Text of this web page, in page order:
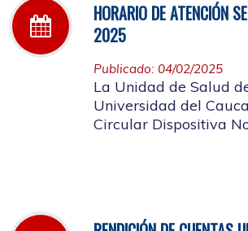
HORARIO DE ATENCIÓN
2025
Publicado: 04/02/2025
La Unidad de Salud
Universidad del
Circular Dispositiva